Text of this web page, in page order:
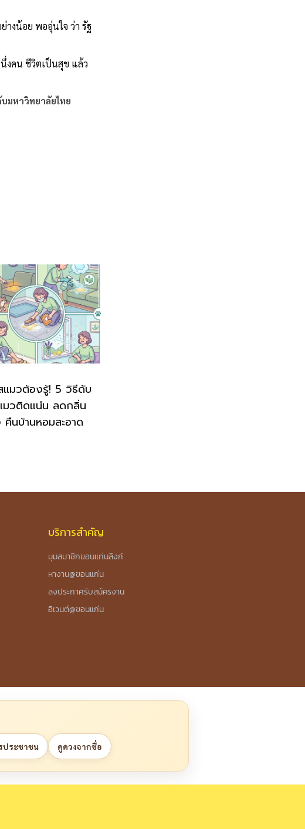
างน้อย พออุ่นใจ ว่า รัฐ
งคน ชีวิตเป็นสุข แล้ว
มหาวิทยาลัยไทย
แมวต้องรู้! 5 วิธีดับ
มวติดแน่น ลดกลิ่น
คืนบ้านหอมสะอาด
บริการสำคัญ
มุมสมาชิกขอนแก่นลิงก์
หางาน@ขอนแก่น
ลงประกาศรับสมัครงาน
อีเวนต์@ขอนแก่น
ประชาชน ดูดวงจากชื่อ